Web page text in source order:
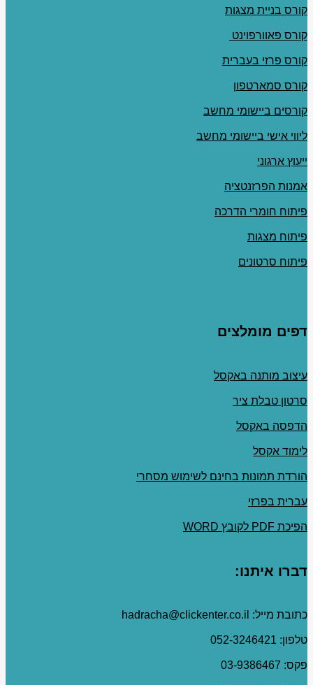
קורס בניית מצגות
קורס פאוורפוינט
קורס פרזי בעברית
קורס סמארטפון
קורסים ביישומי מחשב
ליווי אישי ביישומי מחשב
ייעוץ ארגוני
אמנות הפרזנטציה
פיתוח חומרי הדרכה
פיתוח מצגות
פיתוח סרטונים
דפים מומלצים
עיצוב מותנה באקסל
סרטון טבלת ציר
הדפסה באקסל
לימוד אקסל
הורדת תמונות בחינם לשימוש מסחרי
עברית בפרזי
הפיכת PDF לקובץ WORD
דברו איתנו:
כתובת מייל: hadracha@clickenter.co.il
טלפון: 052-3246421
פקס: 03-9386467